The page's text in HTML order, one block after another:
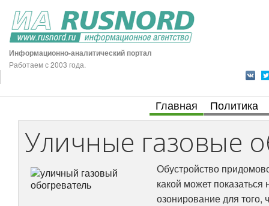
Информационно-аналитический портал
Работаем с 2003 года.
Главная Политика
Уличные газовые
Обустройство
какой может
озонирование для того,